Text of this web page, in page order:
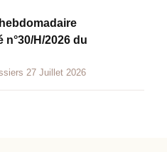
H/2026 du
27 Juillet 2026